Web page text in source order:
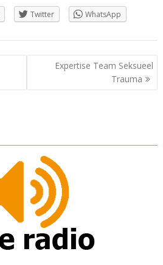
Twitter WhatsApp
Expertise Team Seksueel
Trauma